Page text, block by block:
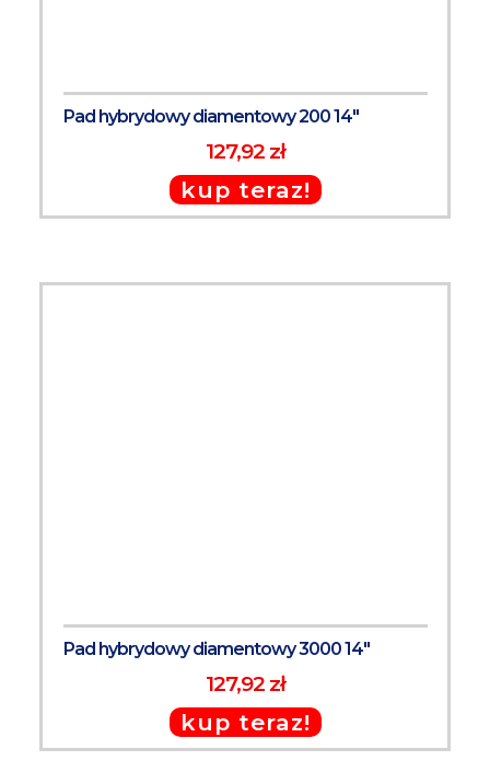
Pad hybrydowy diamentowy 200 14"
127,92 zł
kup teraz!
Pad hybrydowy diamentowy 3000 14"
127,92 zł
kup teraz!